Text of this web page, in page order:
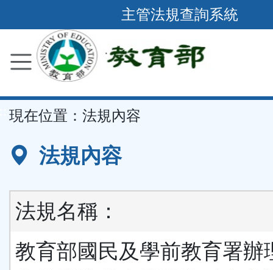
到
要
容
區
主管法規查詢系統
現在位置： 法規內容
法規內容
法規名稱：
教育部國民及學前教育署辦